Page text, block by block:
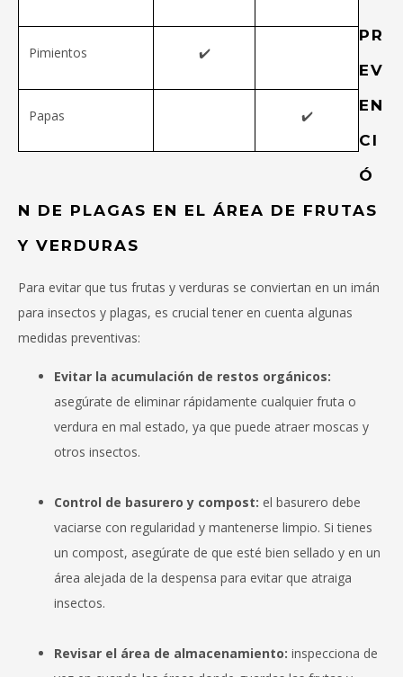
Pimientos ✔️
Papas ✔️
PR
EV
EN
CI
Ó
N DE PLAGAS EN EL ÁREA DE FRUTAS
Y VERDURAS
Para evitar que tus frutas y verduras se conviertan en un imán
para insectos y plagas, es crucial tener en cuenta algunas
medidas preventivas:
Evitar la acumulación de restos orgánicos:
asegúrate de eliminar rápidamente cualquier fruta o
verdura en mal estado, ya que puede atraer moscas y
otros insectos.
Control de basurero y compost: el basurero debe
vaciarse con regularidad y mantenerse limpio. Si tienes
un compost, asegúrate de que esté bien sellado y en un
área alejada de la despensa para evitar que atraiga
insectos.
Revisar el área de almacenamiento: inspecciona de